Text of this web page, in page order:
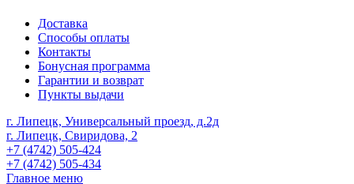
Доставка
Способы оплаты
Контакты
Бонусная программа
Гарантии и возврат
Пункты выдачи
г. Липецк, Универсальный проезд, д.2д
г. Липецк, Свиридова, 2
+7 (4742) 505-424
+7 (4742) 505-434
Главное меню